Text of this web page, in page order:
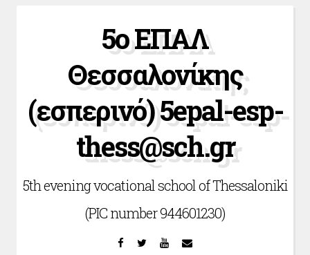
5ο ΕΠΑΛ
Θεσσαλονίκης
(εσπερινό) 5epal-esp-
thess@sch.gr
5th evening vocational school of Thessaloniki
(PIC number 944601230)
Facebook
Twitter YouTube